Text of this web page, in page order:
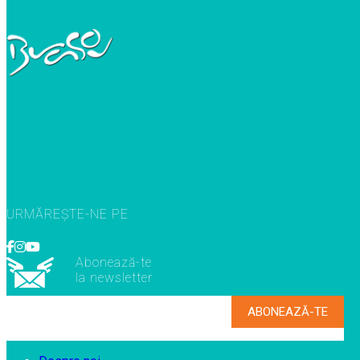
URMĂREȘTE-NE PE
Abonează-te
la newsletter